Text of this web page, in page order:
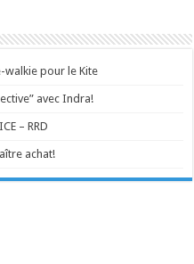
walkie pour le Kite
avec Indra!
– RRD
achat!